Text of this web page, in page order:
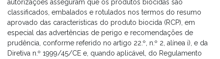
autorizações asseguram que os produtos biocidas são
classificados, embalados e rotulados nos termos do resumo
aprovado das características do produto biocida (RCP), em
especial das advertências de perigo e recomendações de
prudência, conforme referido no artigo 22.º, n.º 2, alínea i), e da
Diretiva n.º 1999/45/CE e, quando aplicável, do Regulamento